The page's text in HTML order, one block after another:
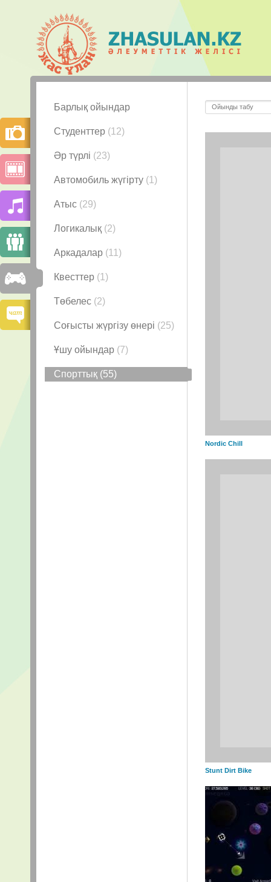
Барлық ойындар
Студенттер (12)
Әр түрлі (23)
Автомобиль жүгірту (1)
Атыс (29)
Логикалық (2)
Аркадалар (11)
Квесттер (1)
Төбелес (2)
Соғысты жүргізу өнері (25)
Ұшу ойындар (7)
Спорттық (55)
Nordic Chill
Stunt Dirt Bike